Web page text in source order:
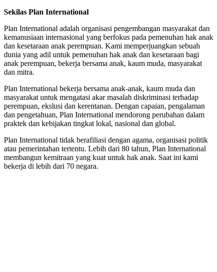
Sekilas Plan International
Plan International adalah organisasi pengembangan masyarakat dan
kemanusiaan internasional yang berfokus pada pemenuhan hak anak
dan kesetaraan anak perempuan. Kami memperjuangkan sebuah
dunia yang adil untuk pemenuhan hak anak dan kesetaraan bagi
anak perempuan, bekerja bersama anak, kaum muda, masyarakat
dan mitra.
Plan International bekerja bersama anak-anak, kaum muda dan
masyarakat untuk mengatasi akar masalah diskriminasi terhadap
perempuan, ekslusi dan kerentanan. Dengan capaian, pengalaman
dan pengetahuan, Plan International mendorong perubahan dalam
praktek dan kebijakan tingkat lokal, nasional dan global.
Plan International tidak berafiliasi dengan agama, organisasi politik
atau pemerintahan tertentu. Lebih dari 80 tahun, Plan International
membangun kemitraan yang kuat untuk hak anak. Saat ini kami
bekerja di lebih dari 70 negara.